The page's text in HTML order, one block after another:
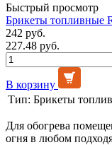
Быстрый просмотр
Брикеты топливные
242 руб.
227.48 руб.
В корзину
Тип: Брикеты
Для обогрева
огня в любом